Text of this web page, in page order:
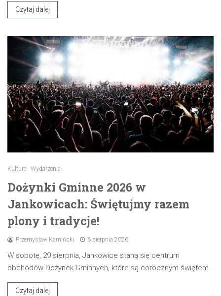
Czytaj dalej
Kultura Wydarzenia
Dożynki Gminne 2026 w
Jankowicach: Świętujmy razem
plony i tradycje!
Przemysław Kamiński 6 sierpnia 2026
W sobotę, 29 sierpnia, Jankowice staną się centrum
obchodów Dożynek Gminnych, które są corocznym świętem…
Czytaj dalej